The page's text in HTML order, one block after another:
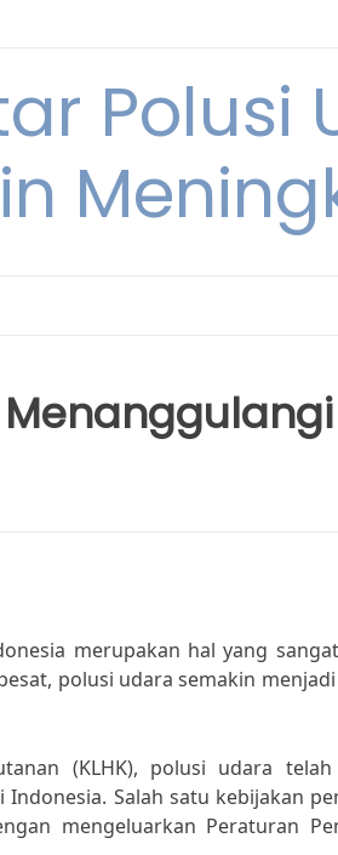
Polusi
merupakan hal yang
polusi udara semakin menjadi
(KLHK), polusi udara telah
Salah satu kebijakan
mengeluarkan Peraturan